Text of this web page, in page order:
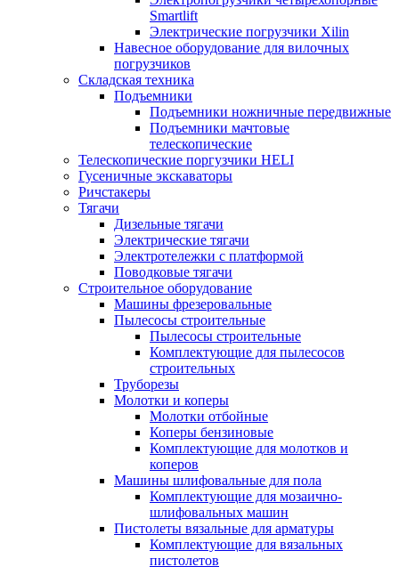
Smartlift
Электрические погрузчики Xilin
Навесное оборудование для вилочных
погрузчиков
Складская техника
Подъемники
Подъемники ножничные передвижные
Подъемники мачтовые
телескопические
Телескопические поргузчики HELI
Гусеничные экскаваторы
Ричстакеры
Тягачи
Дизельные тягачи
Электрические тягачи
Электротележки с платформой
Поводковые тягачи
Строительное оборудование
Машины фрезеровальные
Пылесосы строительные
Пылесосы строительные
Комплектующие для пылесосов
строительных
Труборезы
Молотки и коперы
Молотки отбойные
Коперы бензиновые
Комплектующие для молотков и
коперов
Машины шлифовальные для пола
Комплектующие для мозаично-
шлифовальных машин
Пистолеты вязальные для арматуры
Комплектующие для вязальных
пистолетов